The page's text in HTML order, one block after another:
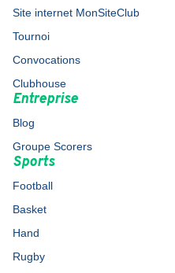
Site internet MonSiteClub
Tournoi
Convocations
Clubhouse
Entreprise
Blog
Groupe Scorers
Sports
Football
Basket
Hand
Rugby